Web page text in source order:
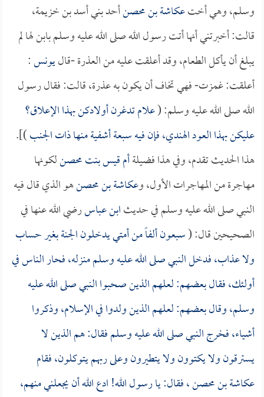
وسلم، وهي أختعكاشة بن محصنأحد بني أسد بن خزيمة،
قالت: أخبرتني أنها أتت رسول الله صلى الله عليه وسلم بابن لها لم
يبلغ أن يأكل الطعام، وقد أعلقت عليه من العذرة -قاليونس:
أعلقت: غمزت- فهي تخاف أن يكون به عذرة، قالت: فقال رسول
الله صلى الله عليه وسلم: (علام تدغرن أولادكن بهذا الإعلاق؟
عليكن بهذا العود الهندي، فإن فيه سبعة أشفية منها ذات الجنب)].
هذا الحديث تقدم، وفي هذا فضيلةأم قيس بنت محصنلكونها
مهاجرة من المهاجرات الأول، وعكاشة بن محصنهو الذي قال فيه
النبي صلى الله عليه وسلم في حديثابن عباسرضي الله عنها في
الصحيحين قال: (سبعون ألفاً من أمتي يدخلون الجنة بغير حساب
ولا عذاب، فدخل النبي صلى الله عليه وسلم منزله، فحار الناس في
أولئك، فقال بعضهم: لعلهم الذين صحبوا النبي صلى الله عليه
وسلم، وقال بعضهم: لعلهم الذين ولدوا في الإسلام، وذكروا
أشياء، فخرج النبي صلى الله عليه وسلم فقال: هم الذين لا
يسترقون ولا يكتوون ولا يتطيرون وعلى ربهم يتوكلون، فقام
عكاشة بن محصن، فقال: يا رسول الله! ادع الله أن يجعلني منهم،